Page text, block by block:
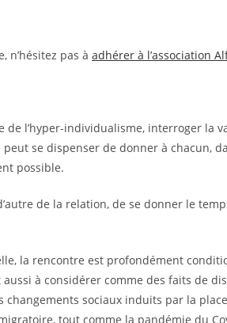
n’hésitez pas à adhérer à l’association
de l’hyper-individualisme, interroger la
se dispenser de donner à chacun,
possible.
de la relation, de se donner le
la rencontre est profondément
à considérer comme des faits de
changements sociaux induits par la
tout comme la pandémie du